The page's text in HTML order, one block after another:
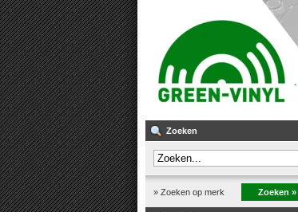
Zoeken
» Zoeken op merk Zoeken »